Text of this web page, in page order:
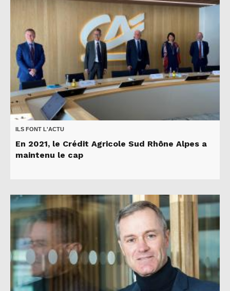
ILS FONT L'ACTU
En 2021, le Crédit Agricole Sud Rhône Alpes a
maintenu le cap